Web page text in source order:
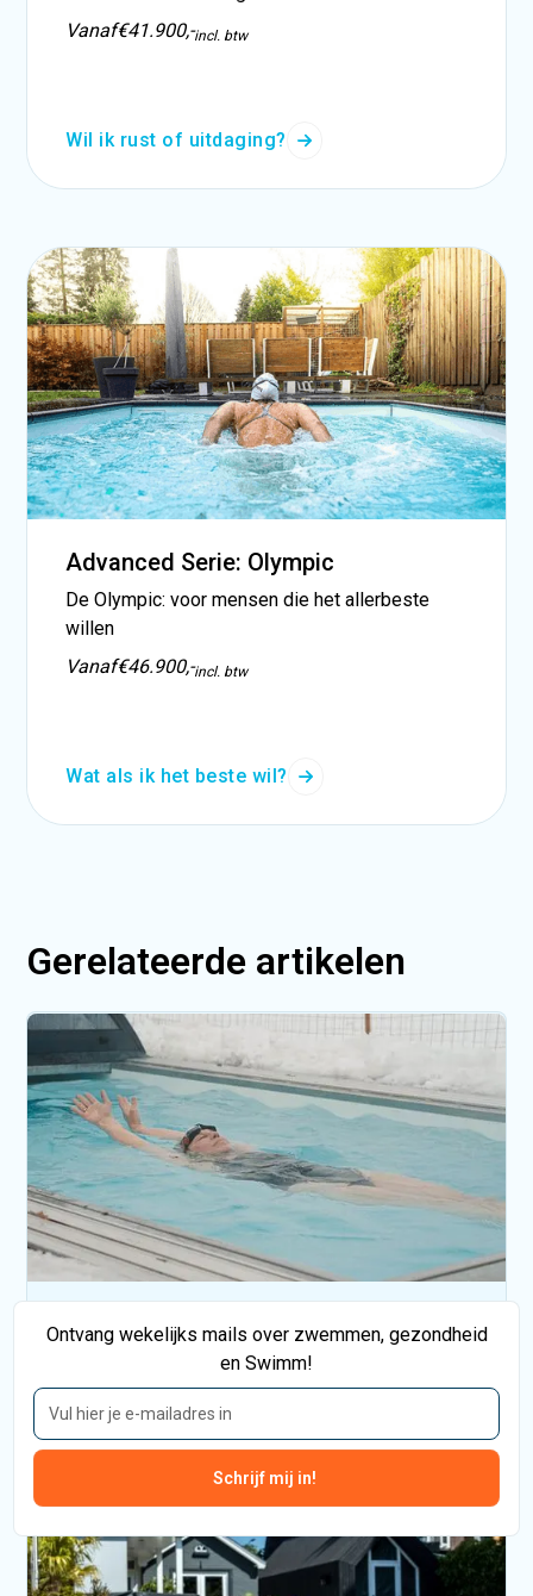
Ontvang wekelijks mails over zwemmen, gezondheid
en Swimm!
Vanaf€41.900,-incl. btw
Wil ik rust of uitdaging?
Advanced Serie: Olympic
De Olympic: voor mensen die het allerbeste
willen
Vanaf€46.900,-incl. btw
Wat als ik het beste wil?
Gerelateerde artikelen
Wat creëert de perfecte
zwemervaring?